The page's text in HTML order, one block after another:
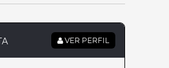
VER PERFIL